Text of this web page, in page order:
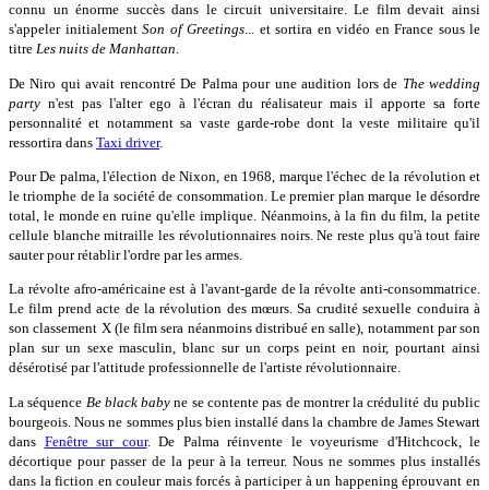
connu un énorme succès dans le circuit universitaire. Le film devait ainsi
s'appeler initialement Son of Greetings... et sortira en vidéo en France sous le
titre Les nuits de Manhattan.
De Niro qui avait rencontré De Palma pour une audition lors de The wedding
party n'est pas l'alter ego à l'écran du réalisateur mais il apporte sa forte
personnalité et notamment sa vaste garde-robe dont la veste militaire qu'il
ressortira dans Taxi driver.
Pour De palma, l'élection de Nixon, en 1968, marque l'échec de la révolution et
le triomphe de la société de consommation. Le premier plan marque le désordre
total, le monde en ruine qu'elle implique. Néanmoins, à la fin du film, la petite
cellule blanche mitraille les révolutionnaires noirs. Ne reste plus qu'à tout faire
sauter pour rétablir l'ordre par les armes.
La révolte afro-américaine est à l'avant-garde de la révolte anti-consommatrice.
Le film prend acte de la révolution des mœurs. Sa crudité sexuelle conduira à
son classement X (le film sera néanmoins distribué en salle), notamment par son
plan sur un sexe masculin, blanc sur un corps peint en noir, pourtant ainsi
désérotisé par l'attitude professionnelle de l'artiste révolutionnaire.
La séquence Be black baby ne se contente pas de montrer la crédulité du public
bourgeois. Nous ne sommes plus bien installé dans la chambre de James Stewart
dans Fenêtre sur cour. De Palma réinvente le voyeurisme d'Hitchcock, le
décortique pour passer de la peur à la terreur. Nous ne sommes plus installés
dans la fiction en couleur mais forcés à participer à un happening éprouvant en